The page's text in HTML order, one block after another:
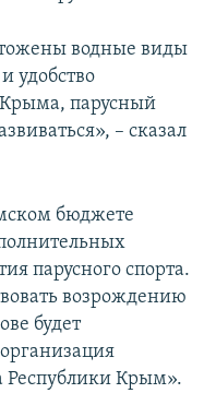
водные виды
удобство
Крыма, парусный
– сказал
бюджете
парусного спорта.
возрождению
будет
Республики Крым».